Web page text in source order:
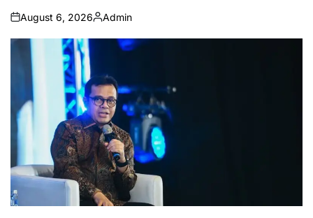
on
August 6, 2026
Posted
by
Admin